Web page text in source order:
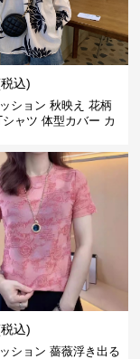
込)
ション 秋映え 花柄
ャツ 体型カバー カ
込)
ション 薔薇浮き出る